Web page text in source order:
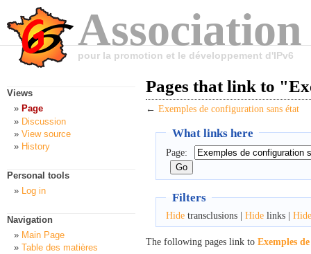
pour la promotion et le développement d'IPv6
Pages that link to
← Exemples de configuration sans état
What links here
Page:
Filters
Hidetransclusions | Hidelinks | Hide
The following pages link to Exemples
Views
Page
Discussion
View source
History
Personal tools
Log in
Navigation
Main Page
Table des matières